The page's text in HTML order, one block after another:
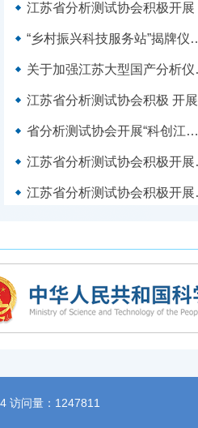
医
学
学
仪
教
情】
江苏省分析测试协会积极开展 黑莓开发科技咨询服务活动
“乡村振兴科技服务站”揭牌仪式暨“助力乡村振兴”科技讲座在沛县鹿楼镇举行
关于加强江苏大型国产分析仪器开发及应用的对策建议
江苏省分析测试协会积极 开展“科技助力乡村振兴”科技服务
省分析测试协会开展“科创江苏-专业科技服务团”科技检测助企惠农服务徐州行专场活动
江苏省分析测试协会积极开展实验室CNAS认证咨询服务
江苏省分析测试协会积极开展检验检测技术咨询服务
访问量：1247811